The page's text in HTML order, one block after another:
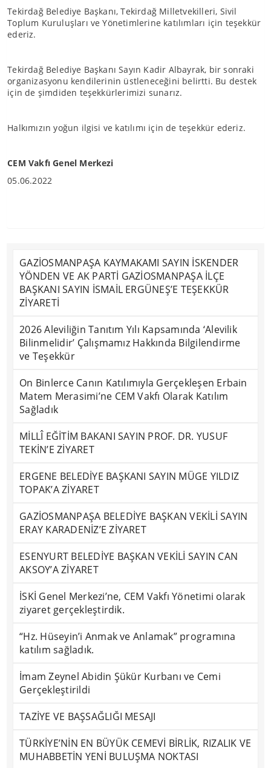
Tekirdağ Belediye Başkanı, Tekirdağ Milletvekilleri, Sivil
Toplum Kuruluşları ve Yönetimlerine katılımları için teşekkür
ederiz.
Tekirdağ Belediye Başkanı Sayın Kadir Albayrak, bir sonraki
organizasyonu kendilerinin üstleneceğini belirtti. Bu destek
için de şimdiden teşekkürlerimizi sunarız.
Halkımızın yoğun ilgisi ve katılımı için de teşekkür ederiz.
CEM Vakfı Genel Merkezi
05.06.2022
GAZİOSMANPAŞA KAYMAKAMI SAYIN İSKENDER
YÖNDEN VE AK PARTİ GAZİOSMANPAŞA İLÇE
BAŞKANI SAYIN İSMAİL ERGÜNEŞ’E TEŞEKKÜR
ZİYARETİ
2026 Aleviliğin Tanıtım Yılı Kapsamında ‘Alevilik
Bilinmelidir’ Çalışmamız Hakkında Bilgilendirme
ve Teşekkür
On Binlerce Canın Katılımıyla Gerçekleşen Erbain
Matem Merasimi’ne CEM Vakfı Olarak Katılım
Sağladık
MİLLÎ EĞİTİM BAKANI SAYIN PROF. DR. YUSUF
TEKİN’E ZİYARET
ERGENE BELEDİYE BAŞKANI SAYIN MÜGE YILDIZ
TOPAK’A ZİYARET
GAZİOSMANPAŞA BELEDİYE BAŞKAN VEKİLİ SAYIN
ERAY KARADENİZ’E ZİYARET
ESENYURT BELEDİYE BAŞKAN VEKİLİ SAYIN CAN
AKSOY’A ZİYARET
İSKİ Genel Merkezi’ne, CEM Vakfı Yönetimi olarak
ziyaret gerçekleştirdik.
“Hz. Hüseyin’i Anmak ve Anlamak” programına
katılım sağladık.
İmam Zeynel Abidin Şükür Kurbanı ve Cemi
Gerçekleştirildi
TAZİYE VE BAŞSAĞLIĞI MESAJI
TÜRKİYE’NİN EN BÜYÜK CEMEVİ BİRLİK, RIZALIK VE
MUHABBETİN YENİ BULUŞMA NOKTASI